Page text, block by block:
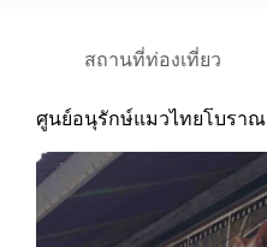
สถานที่ท่องเที่ยว
ศูนย์อนุรักษ์แมวไทยโบราณ